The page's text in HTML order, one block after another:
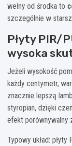
wełny od środka to
szczególnie w
Płyty PIR/
wysoka
Jeżeli wysokość
każdy centymetr,
znacznie lepszą
styropian, dzięki
efekt porównywalny
Typowy układ: